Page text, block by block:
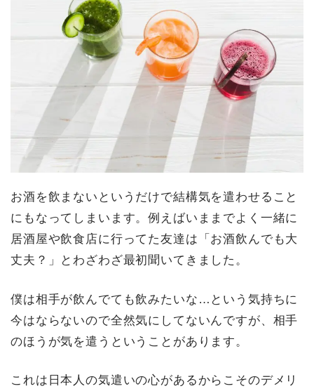
お酒を飲まないというだけで結構気を遣わせること
にもなってしまいます。例えばいままでよく一緒に
居酒屋や飲食店に行ってた友達は「お酒飲んでも大
丈夫？」とわざわざ最初聞いてきました。
僕は相手が飲んでても飲みたいな…という気持ちに
今はならないので全然気にしてないんですが、相手
のほうが気を遣うということがあります。
これは日本人の気遣いの心があるからこそのデメリ